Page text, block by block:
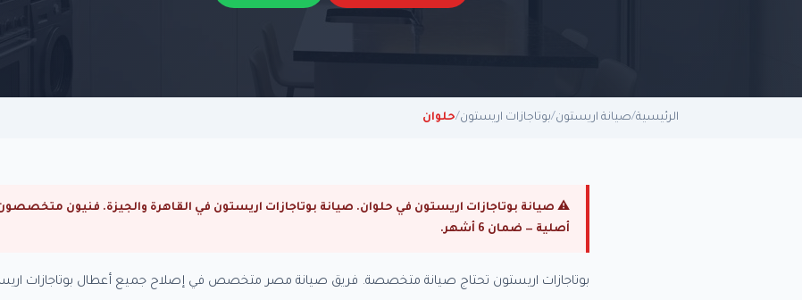
الرئيسية/صيانة اريستون/بوتاجازات اريستون/حلوان
أصلية — ضمان 6 أشهر.
بوتاجازات اريستون تحتاج صيانة متخصصة. فريق صيانة مصر متخصص في إصلاح جميع أعطال بوتاجازات